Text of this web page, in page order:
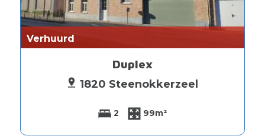
Verhuurd
Duplex
1820 Steenokkerzeel
2 99m²